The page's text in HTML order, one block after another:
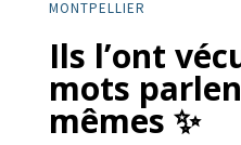
MONTPELLIER
Ils l’ont
mots
mêmes ✨